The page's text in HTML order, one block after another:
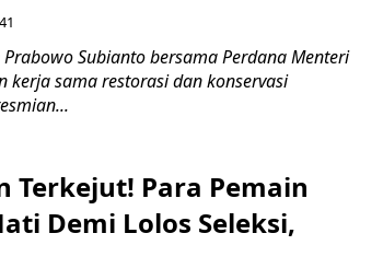
Prabowo Subianto bersama Perdana Menteri
sama restorasi dan konservasi
Terkejut! Para Pemain
Demi Lolos Seleksi,